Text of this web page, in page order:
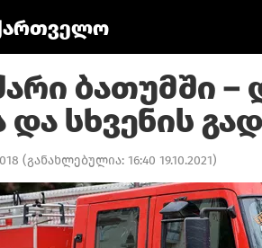
ბათუმში –
და სხვენის
(განახლებულია: 16:40 19.10.2021)